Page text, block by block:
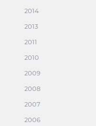
2014
2013
2011
2010
2009
2008
2007
2006